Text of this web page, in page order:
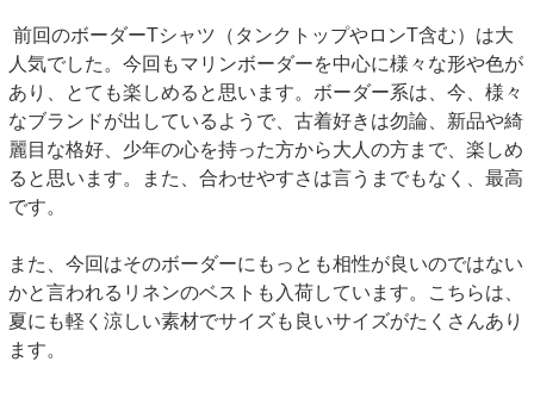
前回のボーダーTシャツ（タンクトップやロンT含む）は大
人気でした。今回もマリンボーダーを中心に様々な形や色が
あり、とても楽しめると思います。ボーダー系は、今、様々
なブランドが出しているようで、古着好きは勿論、新品や綺
麗目な格好、少年の心を持った方から大人の方まで、楽しめ
ると思います。また、合わせやすさは言うまでもなく、最高
です。
また、今回はそのボーダーにもっとも相性が良いのではない
かと言われるリネンのベストも入荷しています。こちらは、
夏にも軽く涼しい素材でサイズも良いサイズがたくさんあり
ます。